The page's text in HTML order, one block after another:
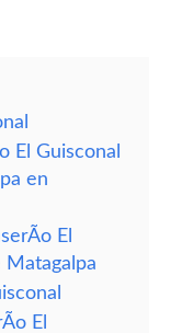
El Guisconal
en
El
El